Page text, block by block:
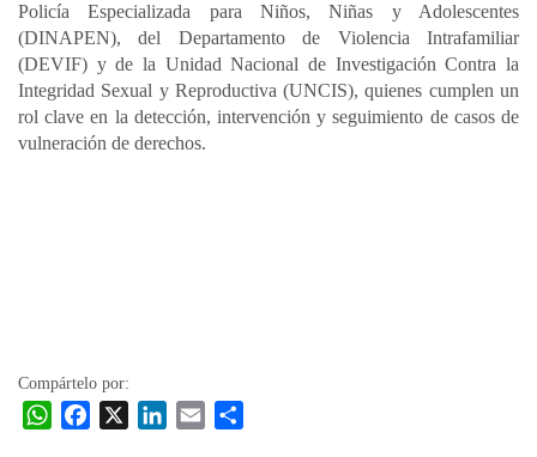
Policía Especializada para Niños, Niñas y Adolescentes
(DINAPEN), del Departamento de Violencia Intrafamiliar
(DEVIF) y de la Unidad Nacional de Investigación Contra la
Integridad Sexual y Reproductiva (UNCIS), quienes cumplen un
rol clave en la detección, intervención y seguimiento de casos de
vulneración de derechos.
Compártelo por:
W